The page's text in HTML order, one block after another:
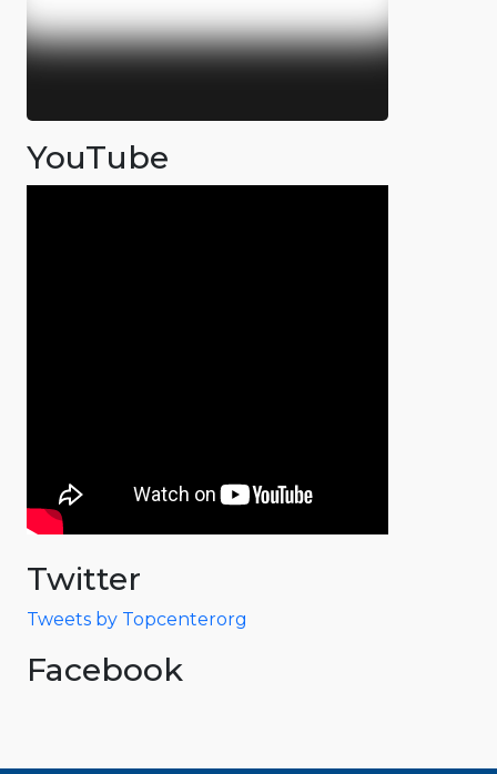
YouTube
Twitter
Tweets by Topcenterorg
Facebook